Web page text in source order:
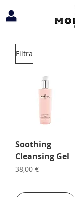
Filtra
Soothing
Cleansing Gel
Prezzo
38,00 €